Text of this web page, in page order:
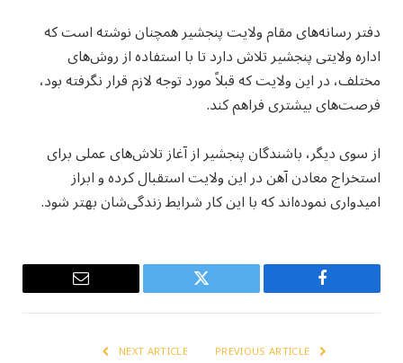
دفتر رسانه‌های مقام ولایت پنجشیر همچنان نوشته است که
اداره ولایتی پنجشیر تلاش دارد تا با استفاده از روش‌های
مختلف، در این ولایت که قبلاً مورد توجه لازم قرار نگرفته بود،
فرصت‌های بیشتری فراهم کند.
از سوی دیگر، باشندگان پنجشیر از آغاز تلاش‌های عملی برای
استخراج معادن آهن در این ولایت استقبال کرده و ابراز
امیدواری نموده‌اند که با این کار شرایط زندگی‌شان بهتر شود.
Facebook
Twitter
Email
NEXT ARTICLE